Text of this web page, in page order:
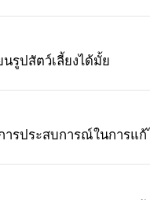
นรูปสัตว์เลี้ยงได้มั้ย
ารประสบการณ์ในการแก้